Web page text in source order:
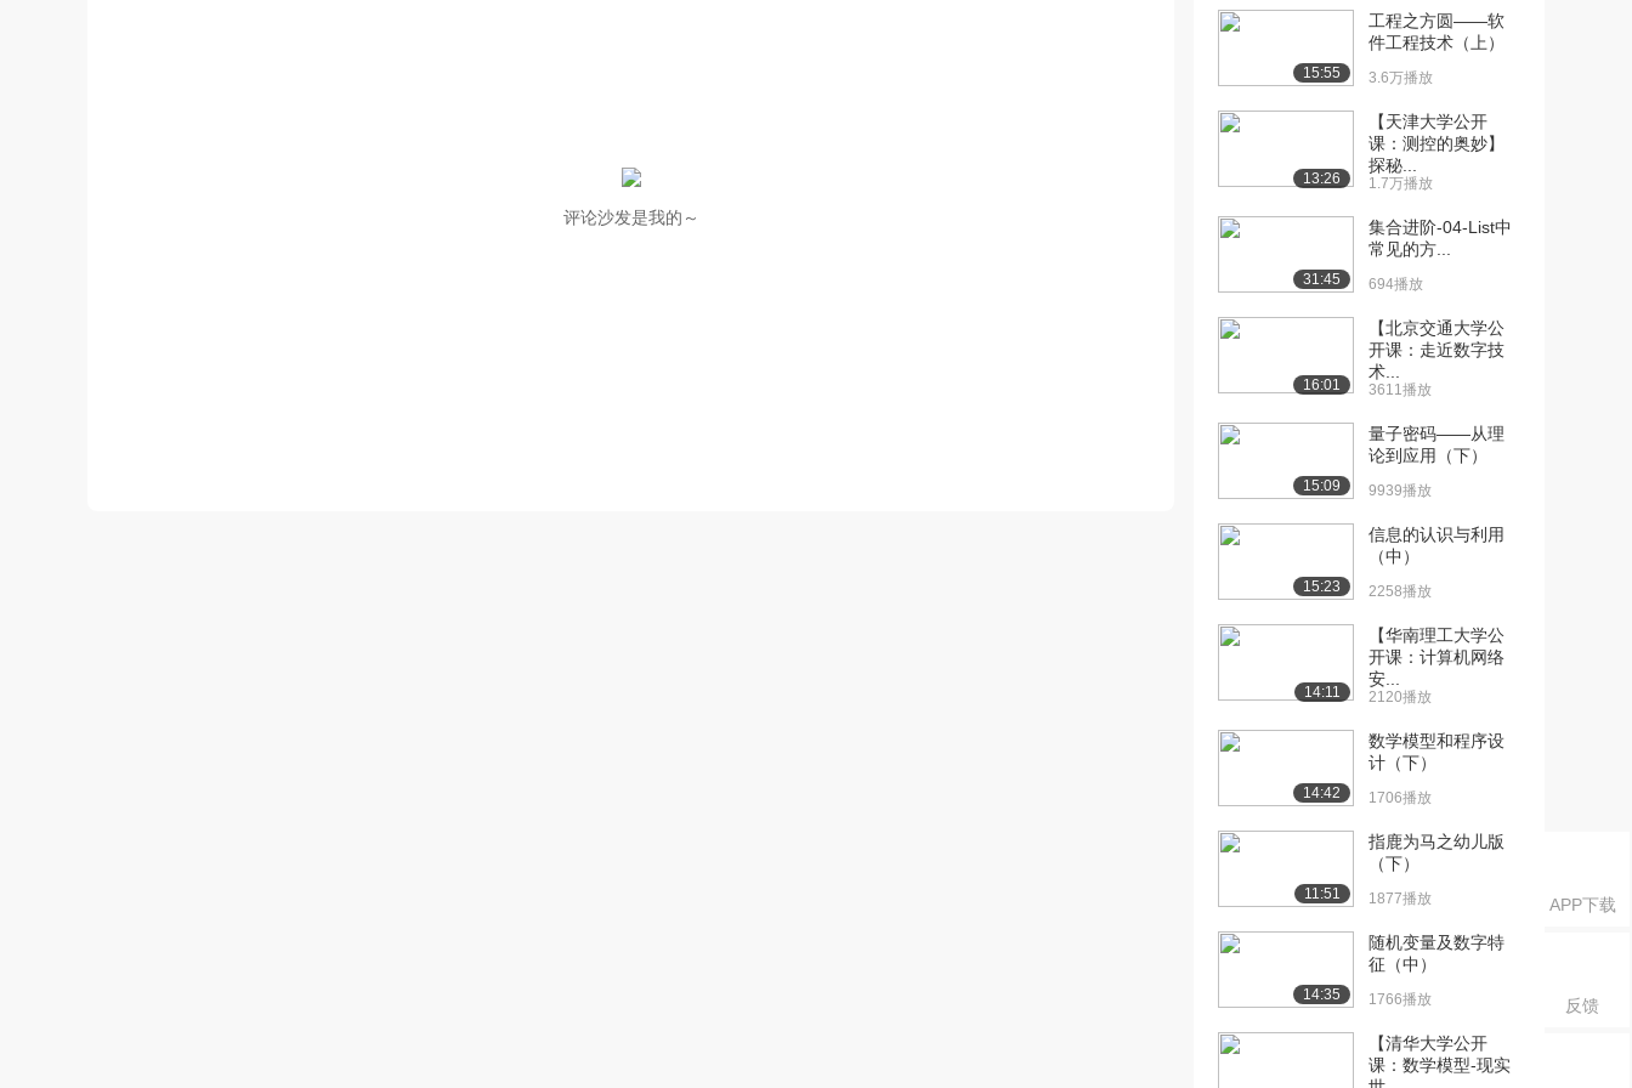
APP下载
反馈
评论沙发是我的～
[12] 22-绝对路径 08:06
[13] 23-相对路径-同级目
录
[14] 24-相对路径-下级目
录
1233播放
[15] 29-链接标签的href属
1513播放
[16] 30-（了解）链接标签
995播放
[17] 31-链接标签的target
1583播放
[18] 33-（总结）HTML标
签总结
967播放
[19] day02综合案例介绍
1361播放
[20] 02-列表的应用场景 03:05
1514播放
[22] 05-自定义列表
807播放
[23] 10-表格的结构标签 06:30
765播放
15:55
工程之方圆——软
件工程技术（上）
3.6万播放
13:26
【天津大学公开
课：测控的奥妙】
探秘...
1.7万播放
31:45
集合进阶-04-List中
常见的方...
694播放
16:01
【北京交通大学公
开课：走近数字技
术...
3611播放
15:09
量子密码——从理
论到应用（下）
9939播放
15:23
信息的认识与利用
（中）
2258播放
14:11
【华南理工大学公
开课：计算机网络
安...
2120播放
14:42
数学模型和程序设
计（下）
1706播放
11:51
指鹿为马之幼儿版
（下）
1877播放
14:35
随机变量及数字特
征（中）
1766播放
【清华大学公开
课：数学模型-现实